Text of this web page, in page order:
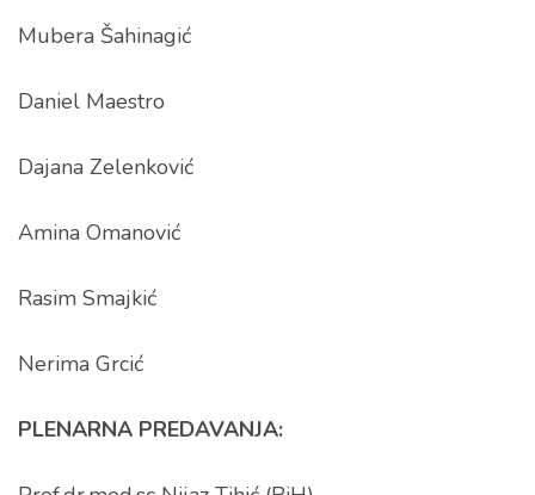
Mubera Šahinagić
Daniel Maestro
Dajana Zelenković
Amina Omanović
Rasim Smajkić
Nerima Grcić
PLENARNA PREDAVANJA: